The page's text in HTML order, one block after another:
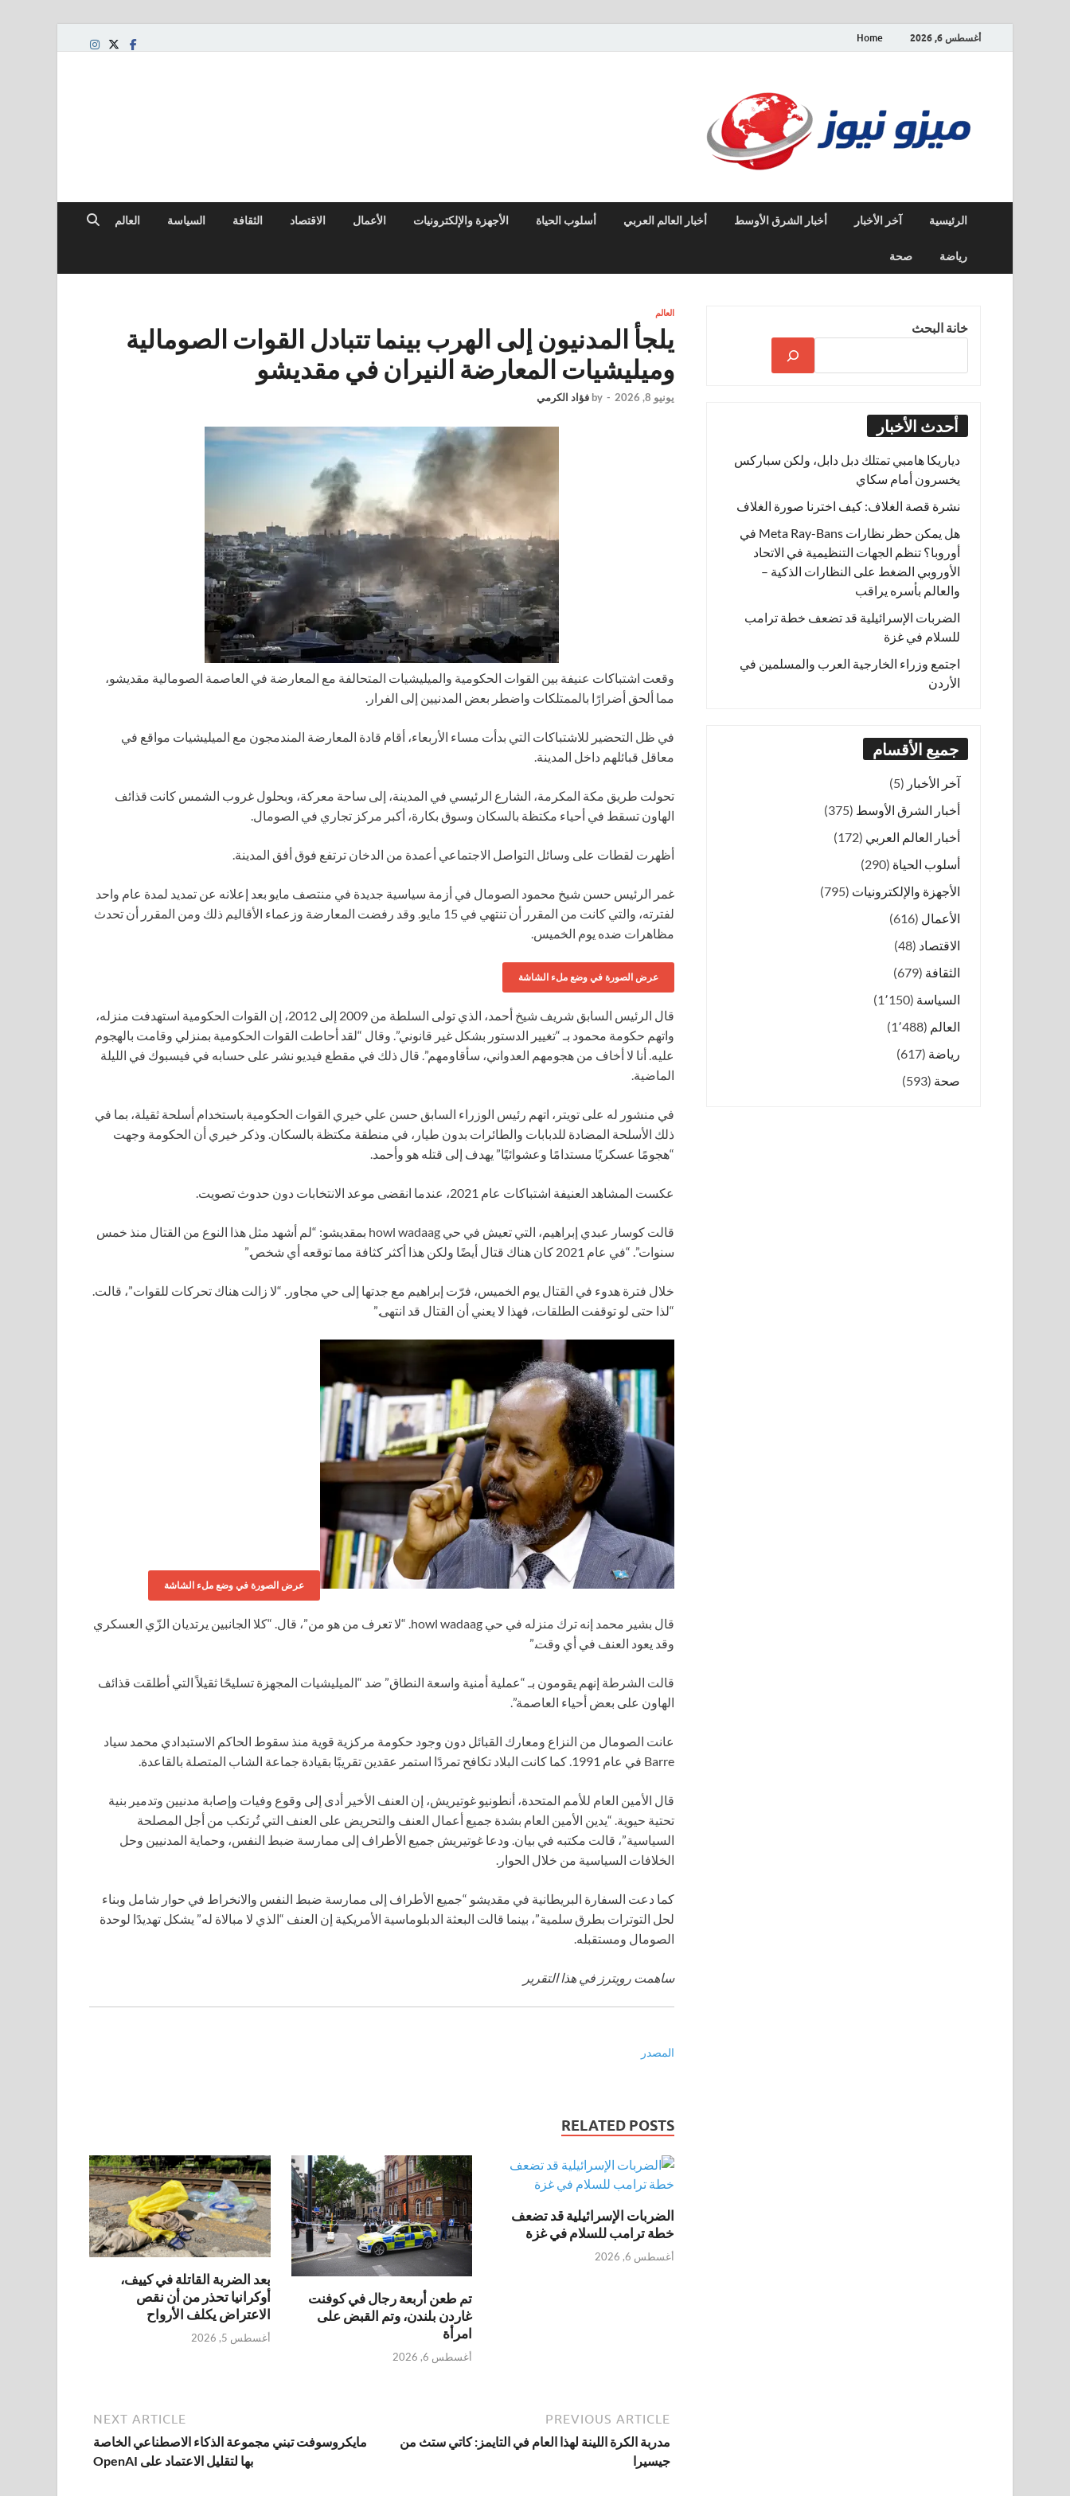
أغسطس 6, 2026 Home
الرئيسية آخر الأخبار أخبار الشرق الأوسط أخبار العالم العربي أسلوب الحياة الأجهزة والإلكترونيات الأعمال الاقتصاد الثقافة السياسة العالم
رياضة صحة
العالم
يلجأ المدنيون إلى الهرب بينما تتبادل القوات الصومالية
وميليشيات المعارضة النيران في مقديشو
يونيو 8, 2026 -
by فؤاد الكرمي
وقعت اشتباكات عنيفة بين القوات الحكومية والميليشيات المتحالفة مع المعارضة في العاصمة الصومالية مقديشو،
مما ألحق أضرارًا بالممتلكات واضطر بعض المدنيين إلى الفرار.
في ظل التحضير للاشتباكات التي بدأت مساء الأربعاء، أقام قادة المعارضة المندمجون مع الميليشيات مواقع في
معاقل قبائلهم داخل المدينة.
تحولت طريق مكة المكرمة، الشارع الرئيسي في المدينة، إلى ساحة معركة، وبحلول غروب الشمس كانت قذائف
الهاون تسقط في أحياء مكتظة بالسكان وسوق بكارة، أكبر مركز تجاري في الصومال.
أظهرت لقطات على وسائل التواصل الاجتماعي أعمدة من الدخان ترتفع فوق أفق المدينة.
غمر الرئيس حسن شيخ محمود الصومال في أزمة سياسية جديدة في منتصف مايو بعد إعلانه عن تمديد لمدة عام واحد
لفترته، والتي كانت من المقرر أن تنتهي في 15 مايو. وقد رفضت المعارضة وزعماء الأقاليم ذلك ومن المقرر أن تحدث
مظاهرات ضده يوم الخميس.
عرض الصورة في وضع ملء الشاشة
قال الرئيس السابق شريف شيخ أحمد، الذي تولى السلطة من 2009 إلى 2012، إن القوات الحكومية استهدفت منزله،
واتهم حكومة محمود بـ “تغيير الدستور بشكل غير قانوني”. وقال “لقد أحاطت القوات الحكومية بمنزلي وقامت بالهجوم
عليه. أنا لا أخاف من هجومهم العدواني، سأقاومهم”. قال ذلك في مقطع فيديو نشر على حسابه في فيسبوك في الليلة
الماضية.
في منشور له على تويتر، اتهم رئيس الوزراء السابق حسن علي خيري القوات الحكومية باستخدام أسلحة ثقيلة، بما في
ذلك الأسلحة المضادة للدبابات والطائرات بدون طيار، في منطقة مكتظة بالسكان. وذكر خيري أن الحكومة وجهت
“هجومًا عسكريًا مستدامًا وعشوائيًا” يهدف إلى قتله هو وأحمد.
عكست المشاهد العنيفة اشتباكات عام 2021، عندما انقضى موعد الانتخابات دون حدوث تصويت.
قالت كوسار عبدي إبراهيم، التي تعيش في حي howl wadaag بمقديشو: “لم أشهد مثل هذا النوع من القتال منذ خمس
سنوات”. “في عام 2021 كان هناك قتال أيضًا ولكن هذا أكثر كثافة مما توقعه أي شخص.”
خلال فترة هدوء في القتال يوم الخميس، فرّت إبراهيم مع جدتها إلى حي مجاور. “لا زالت هناك تحركات للقوات”، قالت.
“لذا حتى لو توقفت الطلقات، فهذا لا يعني أن القتال قد انتهى.”
عرض الصورة في وضع ملء الشاشة
قال بشير محمد إنه ترك منزله في حي howl wadaag. “لا تعرف من هو من”، قال. “كلا الجانبين يرتديان الزّي العسكري
وقد يعود العنف في أي وقت.”
قالت الشرطة إنهم يقومون بـ “عملية أمنية واسعة النطاق” ضد “الميليشيات المجهزة تسليحًا ثقيلاً التي أطلقت قذائف
الهاون على بعض أحياء العاصمة”.
عانت الصومال من النزاع ومعارك القبائل دون وجود حكومة مركزية قوية منذ سقوط الحاكم الاستبدادي محمد سياد
Barre في عام 1991. كما كانت البلاد تكافح تمردًا استمر عقدين تقريبًا بقيادة جماعة الشاب المتصلة بالقاعدة.
قال الأمين العام للأمم المتحدة، أنطونيو غوتيريش، إن العنف الأخير أدى إلى وقوع وفيات وإصابة مدنيين وتدمير بنية
تحتية حيوية. “يدين الأمين العام بشدة جميع أعمال العنف والتحريض على العنف التي تُرتكب من أجل المصلحة
السياسية”، قالت مكتبه في بيان. ودعا غوتيريش جميع الأطراف إلى ممارسة ضبط النفس، وحماية المدنيين وحل
الخلافات السياسية من خلال الحوار.
كما دعت السفارة البريطانية في مقديشو “جميع الأطراف إلى ممارسة ضبط النفس والانخراط في حوار شامل وبناء
لحل التوترات بطرق سلمية”، بينما قالت البعثة الدبلوماسية الأمريكية إن العنف “الذي لا مبالاة له” يشكل تهديدًا لوحدة
الصومال ومستقبله.
ساهمت رويترز في هذا التقرير
المصدر
RELATED POSTS
الضربات الإسرائيلية قد تضعف
خطة ترامب للسلام في غزة
أغسطس 6, 2026
تم طعن أربعة رجال في كوفنت
غاردن بلندن، وتم القبض على
امرأة
أغسطس 6, 2026
بعد الضربة القاتلة في كييف،
أوكرانيا تحذر من أن نقص
الاعتراض يكلف الأرواح
أغسطس 5, 2026
PREVIOUS ARTICLE
مدربة الكرة اللينة لهذا العام في التايمز: كاتي ستث من
جيسيرا
NEXT ARTICLE
مايكروسوفت تبني مجموعة الذكاء الاصطناعي الخاصة
بها لتقليل الاعتماد على OpenAI
خانة البحث
أحدث الأخبار
دياريكا هامبي تمتلك دبل دابل، ولكن سباركس
يخسرون أمام سكاي
نشرة قصة الغلاف: كيف اخترنا صورة الغلاف
هل يمكن حظر نظارات Meta Ray-Bans في
أوروبا؟ تنظم الجهات التنظيمية في الاتحاد
الأوروبي الضغط على النظارات الذكية –
والعالم بأسره يراقب
الضربات الإسرائيلية قد تضعف خطة ترامب
للسلام في غزة
اجتمع وزراء الخارجية العرب والمسلمين في
الأردن
جميع الأقسام
آخر الأخبار (5)
أخبار الشرق الأوسط (375)
أخبار العالم العربي (172)
أسلوب الحياة (290)
الأجهزة والإلكترونيات (795)
الأعمال (616)
الاقتصاد (48)
الثقافة (679)
السياسة (1٬150)
العالم (1٬488)
رياضة (617)
صحة (593)